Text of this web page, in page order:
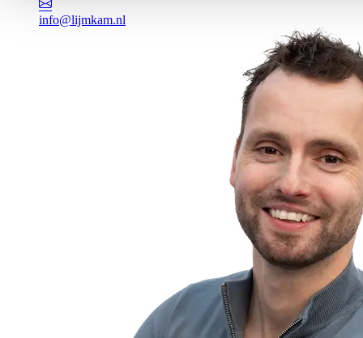
info@lijmkam.nl